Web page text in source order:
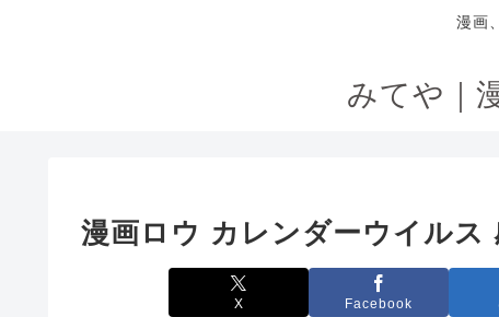
漫画
みてや｜
漫画ロウ カレンダーウイルス
X Facebook